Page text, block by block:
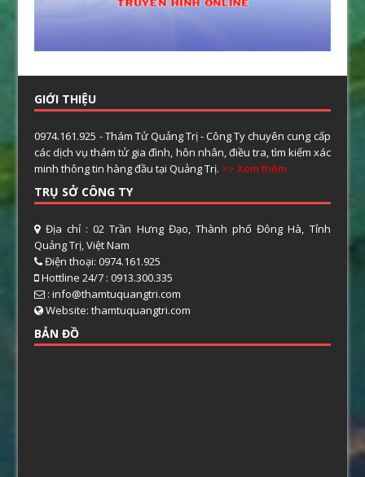
GIỚI THIỆU
0974.161.925 - Thám Tử Quảng Trị - Công Ty chuyên cung cấp
các dịch vụ thám tử gia đình, hôn nhân, điều tra, tìm kiếm xác
minh thông tin hàng đầu tại Quảng Trị. >> Xem thêm
TRỤ SỞ CÔNG TY
Địa chỉ : 02 Trần Hưng Đạo, Thành phố Đông Hà, Tỉnh
Quảng Trị, Việt Nam
Điện thoại: 0974.161.925
Hottline 24/7 : 0913.300.335
: info@thamtuquangtri.com
Website: thamtuquangtri.com
BẢN ĐỒ